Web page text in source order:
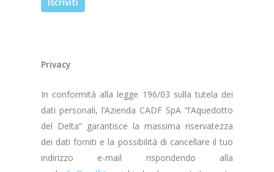
Privacy
In conformità alla legge 196/03 sulla tutela dei
dati personali, l’Azienda CADF SpA “l’Aquedotto
del Delta” garantisce la massima riservatezza
dei dati forniti e la possibilità di cancellare il tuo
indirizzo e-mail rispondendo alla